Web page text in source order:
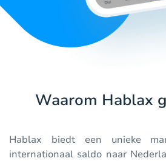
Waarom Hablax
Hablax biedt een unieke
internationaal saldo naar